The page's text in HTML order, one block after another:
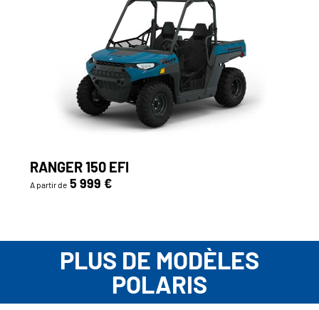
RANGER 150 EFI
A partir de 5 999 €
PLUS DE MODÈLES
POLARIS